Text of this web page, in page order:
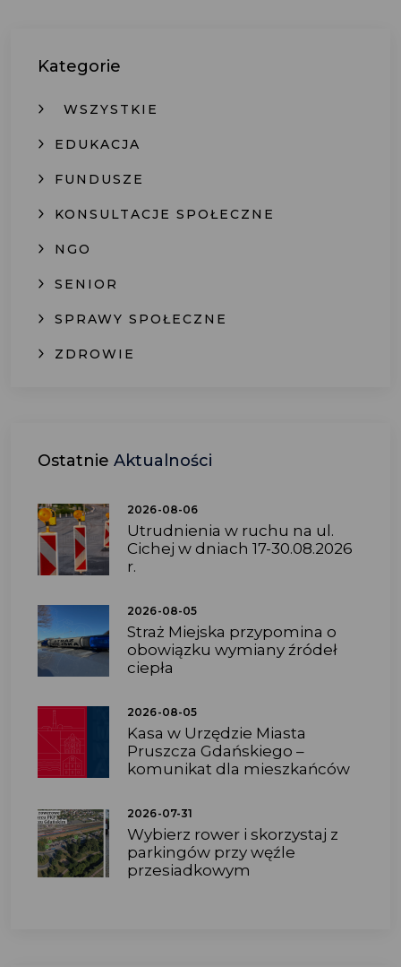
Kategorie
WSZYSTKIE
EDUKACJA
FUNDUSZE
KONSULTACJE SPOŁECZNE
NGO
SENIOR
SPRAWY SPOŁECZNE
ZDROWIE
Ostatnie Aktualności
2026-08-06
Utrudnienia w ruchu na ul.
Cichej w dniach 17-30.08.2026
r.
2026-08-05
Straż Miejska przypomina o
obowiązku wymiany źródeł
ciepła
2026-08-05
Kasa w Urzędzie Miasta
Pruszcza Gdańskiego –
komunikat dla mieszkańców
2026-07-31
Wybierz rower i skorzystaj z
parkingów przy węźle
przesiadkowym